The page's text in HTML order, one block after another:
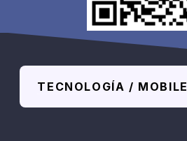
TECNOLOGÍA / MOBILE